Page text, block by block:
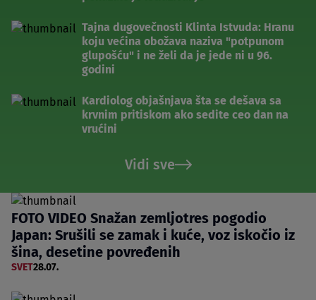
Tajna dugovečnosti Klinta Istvuda: Hranu
koju većina obožava naziva "potpunom
glupošću" i ne želi da je jede ni u 96.
godini
Kardiolog objašnjava šta se dešava sa
krvnim pritiskom ako sedite ceo dan na
vrućini
Vidi sve
FOTO VIDEO Snažan zemljotres pogodio
Japan: Srušili se zamak i kuće, voz iskočio iz
šina, desetine povređenih
SVET28.07.